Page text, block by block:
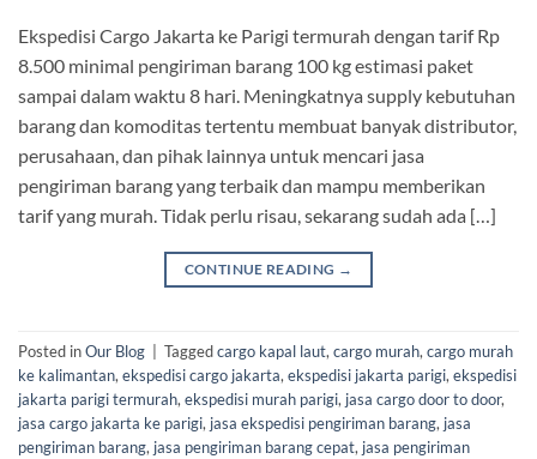
Ekspedisi Cargo Jakarta ke Parigi termurah dengan tarif Rp
8.500 minimal pengiriman barang 100 kg estimasi paket
sampai dalam waktu 8 hari. Meningkatnya supply kebutuhan
barang dan komoditas tertentu membuat banyak distributor,
perusahaan, dan pihak lainnya untuk mencari jasa
pengiriman barang yang terbaik dan mampu memberikan
tarif yang murah. Tidak perlu risau, sekarang sudah ada […]
CONTINUE READING →
Posted inOur Blog Taggedcargo kapal laut,cargo murah,cargo murah
ke kalimantan,ekspedisi cargo jakarta,ekspedisi jakarta parigi,ekspedisi
jakarta parigi termurah,ekspedisi murah parigi, jasa cargo door to door,
jasa cargo jakarta ke parigi, jasa ekspedisi pengiriman barang, jasa
pengiriman barang, jasa pengiriman barang cepat, jasa pengiriman